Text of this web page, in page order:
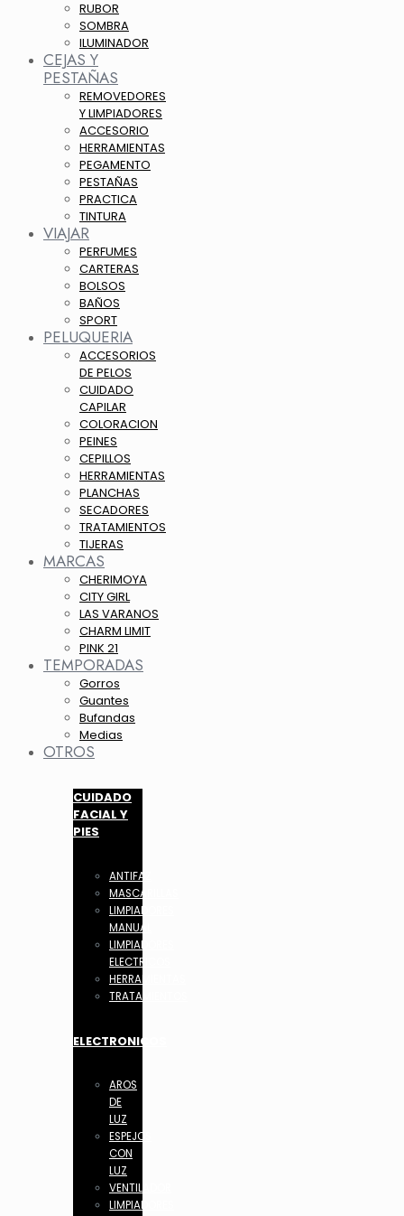
RUBOR
SOMBRA
ILUMINADOR
CEJAS Y
PESTAÑAS
REMOVEDORES
Y LIMPIADORES
ACCESORIO
HERRAMIENTAS
PEGAMENTO
PESTAÑAS
PRACTICA
TINTURA
VIAJAR
PERFUMES
CARTERAS
BOLSOS
BAÑOS
SPORT
PELUQUERIA
ACCESORIOS
DE PELOS
CUIDADO
CAPILAR
COLORACION
PEINES
CEPILLOS
HERRAMIENTAS
PLANCHAS
SECADORES
TRATAMIENTOS
TIJERAS
MARCAS
CHERIMOYA
CITY GIRL
LAS VARANOS
CHARM LIMIT
PINK 21
TEMPORADAS
Gorros
Guantes
Bufandas
Medias
OTROS
CUIDADO
FACIAL Y
PIES
ANTIFAZ
MASCARILLAS
LIMPIADORES
MANUAL
LIMPIADORES
ELECTRICOS
HERRAMIENTAS
TRATAMIENTOS
ELECTRONICOS
AROS
DE
LUZ
ESPEJOS
CON
LUZ
VENTILADOR
LIMPIADORES